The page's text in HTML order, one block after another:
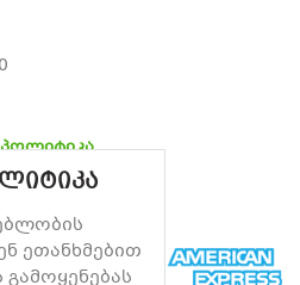
ეთანხმებით
გამოყენებას